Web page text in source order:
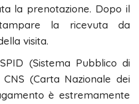
la prenotazione. Dopo il
la ricevuta da
visita.
(Sistema Pubblico di
(Carta Nazionale dei
è estremamente